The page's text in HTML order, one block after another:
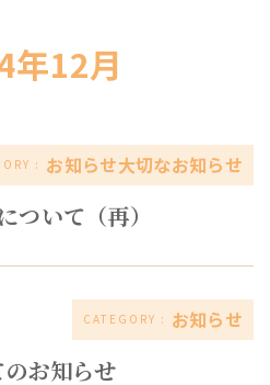
年12月
お知らせ大切なお知らせ
ついて（再）
お知らせ
お知らせ